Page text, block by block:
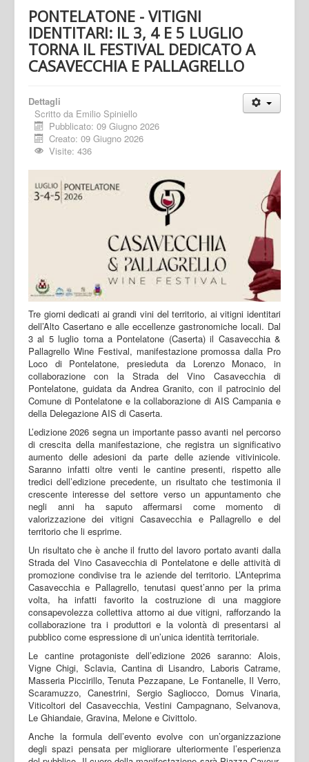
PONTELATONE - VITIGNI
IDENTITARI: IL 3, 4 E 5 LUGLIO
TORNA IL FESTIVAL DEDICATO A
CASAVECCHIA E PALLAGRELLO
Dettagli
Scritto da Emilio Spiniello
Pubblicato: 09 Giugno 2026
Creato: 09 Giugno 2026
Visite: 436
Tre giorni dedicati ai grandi vini del territorio, ai vitigni identitari
dell’Alto Casertano e alle eccellenze gastronomiche locali. Dal
3 al 5 luglio torna a Pontelatone (Caserta) il Casavecchia &
Pallagrello Wine Festival, manifestazione promossa dalla Pro
Loco di Pontelatone, presieduta da Lorenzo Monaco, in
collaborazione con la Strada del Vino Casavecchia di
Pontelatone, guidata da Andrea Granito, con il patrocinio del
Comune di Pontelatone e la collaborazione di AIS Campania e
della Delegazione AIS di Caserta.
L’edizione 2026 segna un importante passo avanti nel percorso
di crescita della manifestazione, che registra un significativo
aumento delle adesioni da parte delle aziende vitivinicole.
Saranno infatti oltre venti le cantine presenti, rispetto alle
tredici dell’edizione precedente, un risultato che testimonia il
crescente interesse del settore verso un appuntamento che
negli anni ha saputo affermarsi come momento di
valorizzazione dei vitigni Casavecchia e Pallagrello e del
territorio che li esprime.
Un risultato che è anche il frutto del lavoro portato avanti dalla
Strada del Vino Casavecchia di Pontelatone e delle attività di
promozione condivise tra le aziende del territorio. L’Anteprima
Casavecchia e Pallagrello, tenutasi quest’anno per la prima
volta, ha infatti favorito la costruzione di una maggiore
consapevolezza collettiva attorno ai due vitigni, rafforzando la
collaborazione tra i produttori e la volontà di presentarsi al
pubblico come espressione di un’unica identità territoriale.
Le cantine protagoniste dell’edizione 2026 saranno: Alois,
Vigne Chigi, Sclavia, Cantina di Lisandro, Laboris Catrame,
Masseria Piccirillo, Tenuta Pezzapane, Le Fontanelle, Il Verro,
Scaramuzzo, Canestrini, Sergio Sagliocco, Domus Vinaria,
Viticoltori del Casavecchia, Vestini Campagnano, Selvanova,
Le Ghiandaie, Gravina, Melone e Civittolo.
Anche la formula dell’evento evolve con un’organizzazione
degli spazi pensata per migliorare ulteriormente l’esperienza